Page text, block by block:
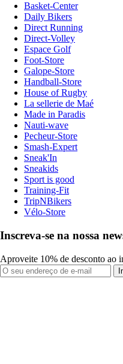
Basket-Center
Daily Bikers
Direct Running
Direct-Volley
Espace Golf
Foot-Store
Galope-Store
Handball-Store
House of Rugby
La sellerie de Maé
Made in Paradis
Nauti-wave
Pecheur-Store
Smash-Expert
Sneak'In
Sneakids
Sport is good
Training-Fit
TripNBikers
Vélo-Store
Inscreva-se na nossa
Aproveite 10% de desconto ao